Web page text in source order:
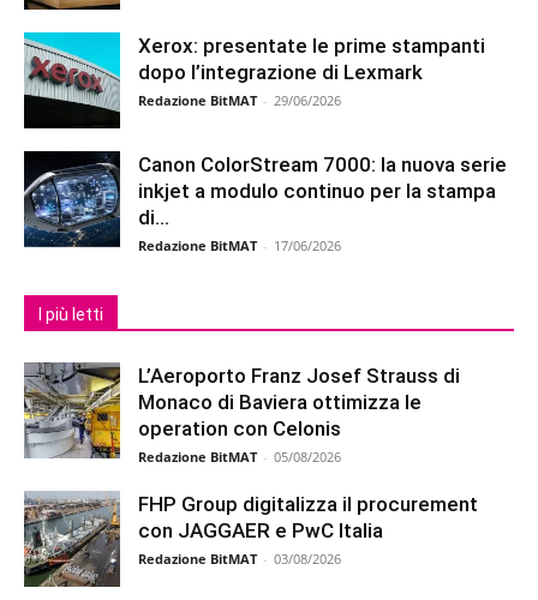
Xerox: presentate le prime stampanti
dopo l’integrazione di Lexmark
Redazione BitMAT - 29/06/2026
Canon ColorStream 7000: la nuova serie
inkjet a modulo continuo per la stampa
di...
Redazione BitMAT - 17/06/2026
I più letti
L’Aeroporto Franz Josef Strauss di
Monaco di Baviera ottimizza le
operation con Celonis
Redazione BitMAT - 05/08/2026
FHP Group digitalizza il procurement
con JAGGAER e PwC Italia
Redazione BitMAT - 03/08/2026